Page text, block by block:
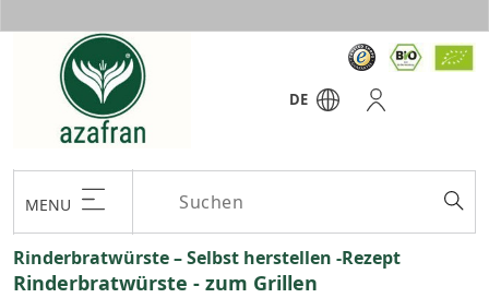
DE
MENU
Rinderbratwürste – Selbst herstellen -Rezept
Rinderbratwürste - zum Grillen